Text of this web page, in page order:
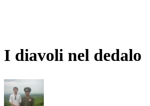
I diavoli nel dedalo